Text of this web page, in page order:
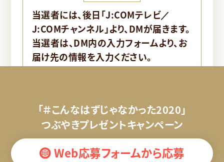
当選者には、後日「J:COMテレビ／
J:COMチャンネル」より、DMが届きます。
当選者は、DM内の入力フォームより、お
届け先の情報を入力ください。
「＃こんなはずじゃなかった2020」
つぶやきプレゼントキャンペーン
Web応募フォームから応募